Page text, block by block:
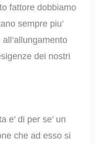
fattore dobbiamo
sempre piu’
dei nostri
e’ di per se’ un
che ad esso si